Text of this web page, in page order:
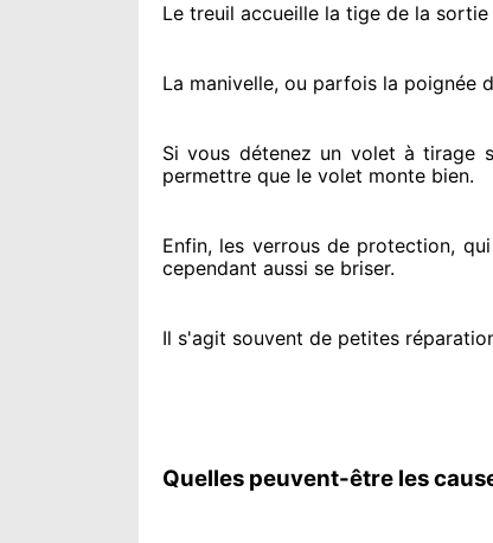
Le treuil accueille la tige de la
La manivelle, ou parfois la poignée
Si vous détenez un volet à tirage
permettre que le volet monte bien.
Enfin, les verrous de protection,
cependant aussi se briser.
Il s'agit souvent de petites
Quelles peuvent-être les